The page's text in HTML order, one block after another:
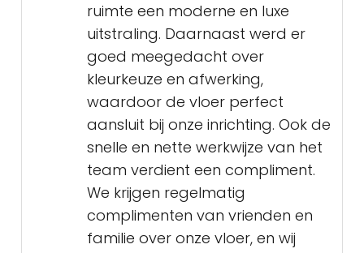
ruimte een moderne en luxe
uitstraling. Daarnaast werd er
goed meegedacht over
kleurkeuze en afwerking,
waardoor de vloer perfect
aansluit bij onze inrichting. Ook de
snelle en nette werkwijze van het
team verdient een compliment.
We krijgen regelmatig
complimenten van vrienden en
familie over onze vloer, en wij